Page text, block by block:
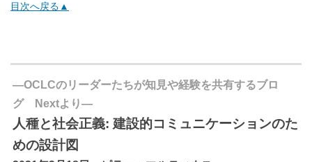
目次へ戻る▲
―OCLCのリーダーたちが知見や経験を共有するブロ
グ Nextより―
人種と社会正義: 建設的コミュニケーションのた
めの設計図